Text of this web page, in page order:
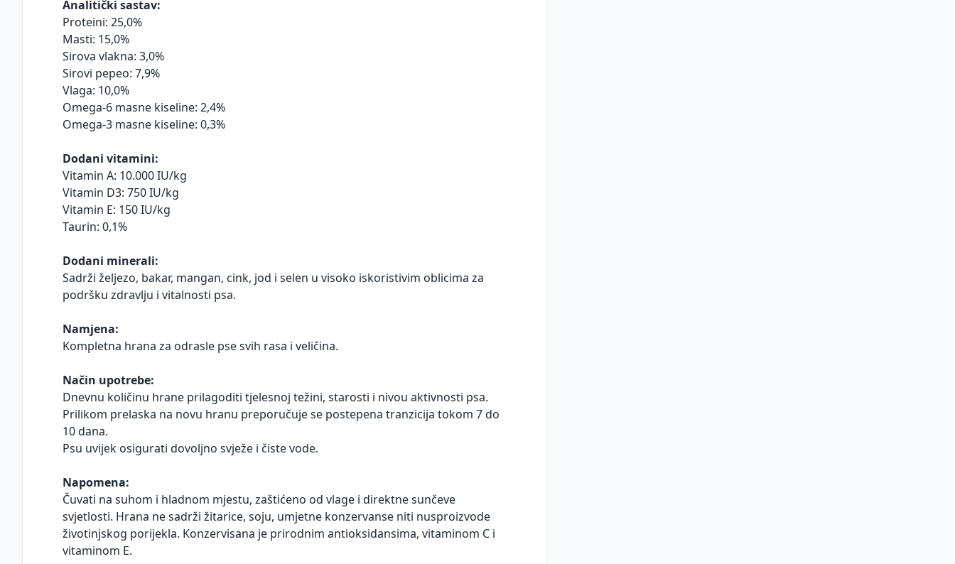
Analitički sastav:
Proteini: 25,0%
Masti: 15,0%
Sirova vlakna: 3,0%
Sirovi pepeo: 7,9%
Vlaga: 10,0%
Omega-6 masne kiseline: 2,4%
Omega-3 masne kiseline: 0,3%
Dodani vitamini:
Vitamin A: 10.000 IU/kg
Vitamin D3: 750 IU/kg
Vitamin E: 150 IU/kg
Taurin: 0,1%
Dodani minerali:
Sadrži željezo, bakar, mangan, cink, jod i selen u visoko iskoristivim oblicima za
podršku zdravlju i vitalnosti psa.
Namjena:
Kompletna hrana za odrasle pse svih rasa i veličina.
Način upotrebe:
Dnevnu količinu hrane prilagoditi tjelesnoj težini, starosti i nivou aktivnosti psa.
Prilikom prelaska na novu hranu preporučuje se postepena tranzicija tokom 7 do
10 dana.
Psu uvijek osigurati dovoljno svježe i čiste vode.
Napomena:
Čuvati na suhom i hladnom mjestu, zaštićeno od vlage i direktne sunčeve
svjetlosti. Hrana ne sadrži žitarice, soju, umjetne konzervanse niti nusproizvode
životinjskog porijekla. Konzervisana je prirodnim antioksidansima, vitaminom C i
vitaminom E.